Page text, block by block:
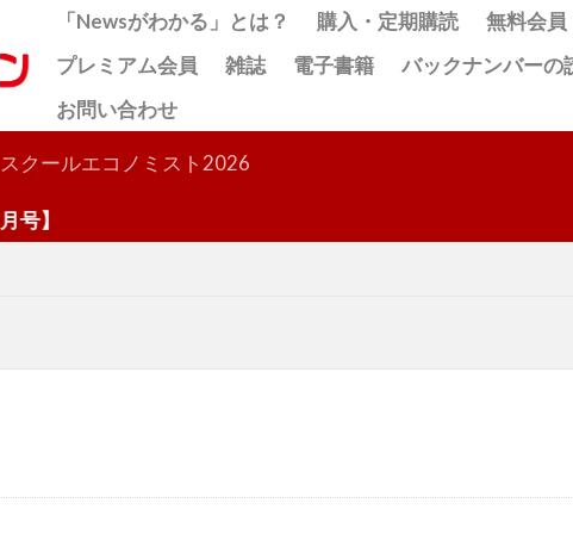
「Newsがわかる」とは？ 購入・定期購読
無料会員
プレミアム会員
雑誌 電子書籍
バックナンバーの
お問い合わせ
スクールエコノミスト2026
検索